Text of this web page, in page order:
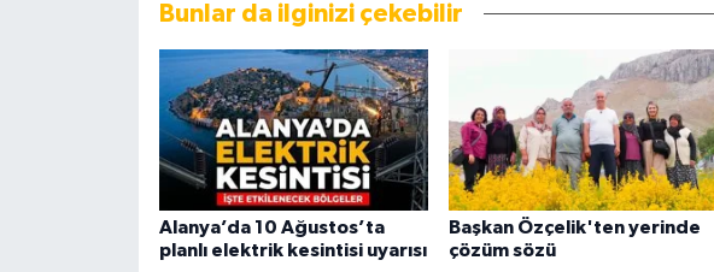
Bunlar da ilginizi çekebilir
Alanya’da 10 Ağustos’ta
planlı elektrik kesintisi uyarısı
Başkan Özçelik'ten yerinde
çözüm sözü